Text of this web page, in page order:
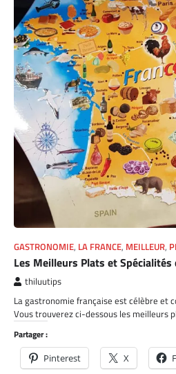
GASTRONOMIE, LA FRANCE, MEILLEUR,
Les Meilleurs Plats et Spécialités
thiluutips
La gastronomie française est célèbre et
Vous trouverez ci-dessous les meilleurs
Partager :
Pinterest X